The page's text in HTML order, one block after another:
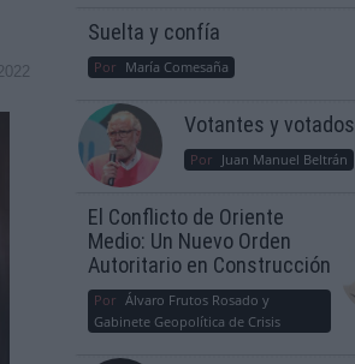
Suelta y confía
Por María Comesaña
Votantes y votados
Por Juan Manuel Beltrán
El Conflicto de Oriente
Medio: Un Nuevo Orden
Autoritario en Construcción
Por Álvaro Frutos Rosado y
Gabinete Geopolítica de Crisis